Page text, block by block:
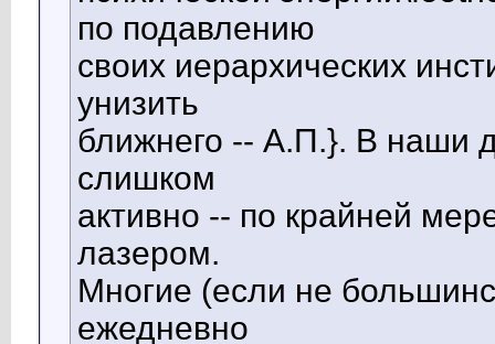
по подавлению
своих иерархических
унизить
ближнего -- А.П.}. В наши
слишком
активно -- по крайней
лазером.
Многие (если не
ежедневно